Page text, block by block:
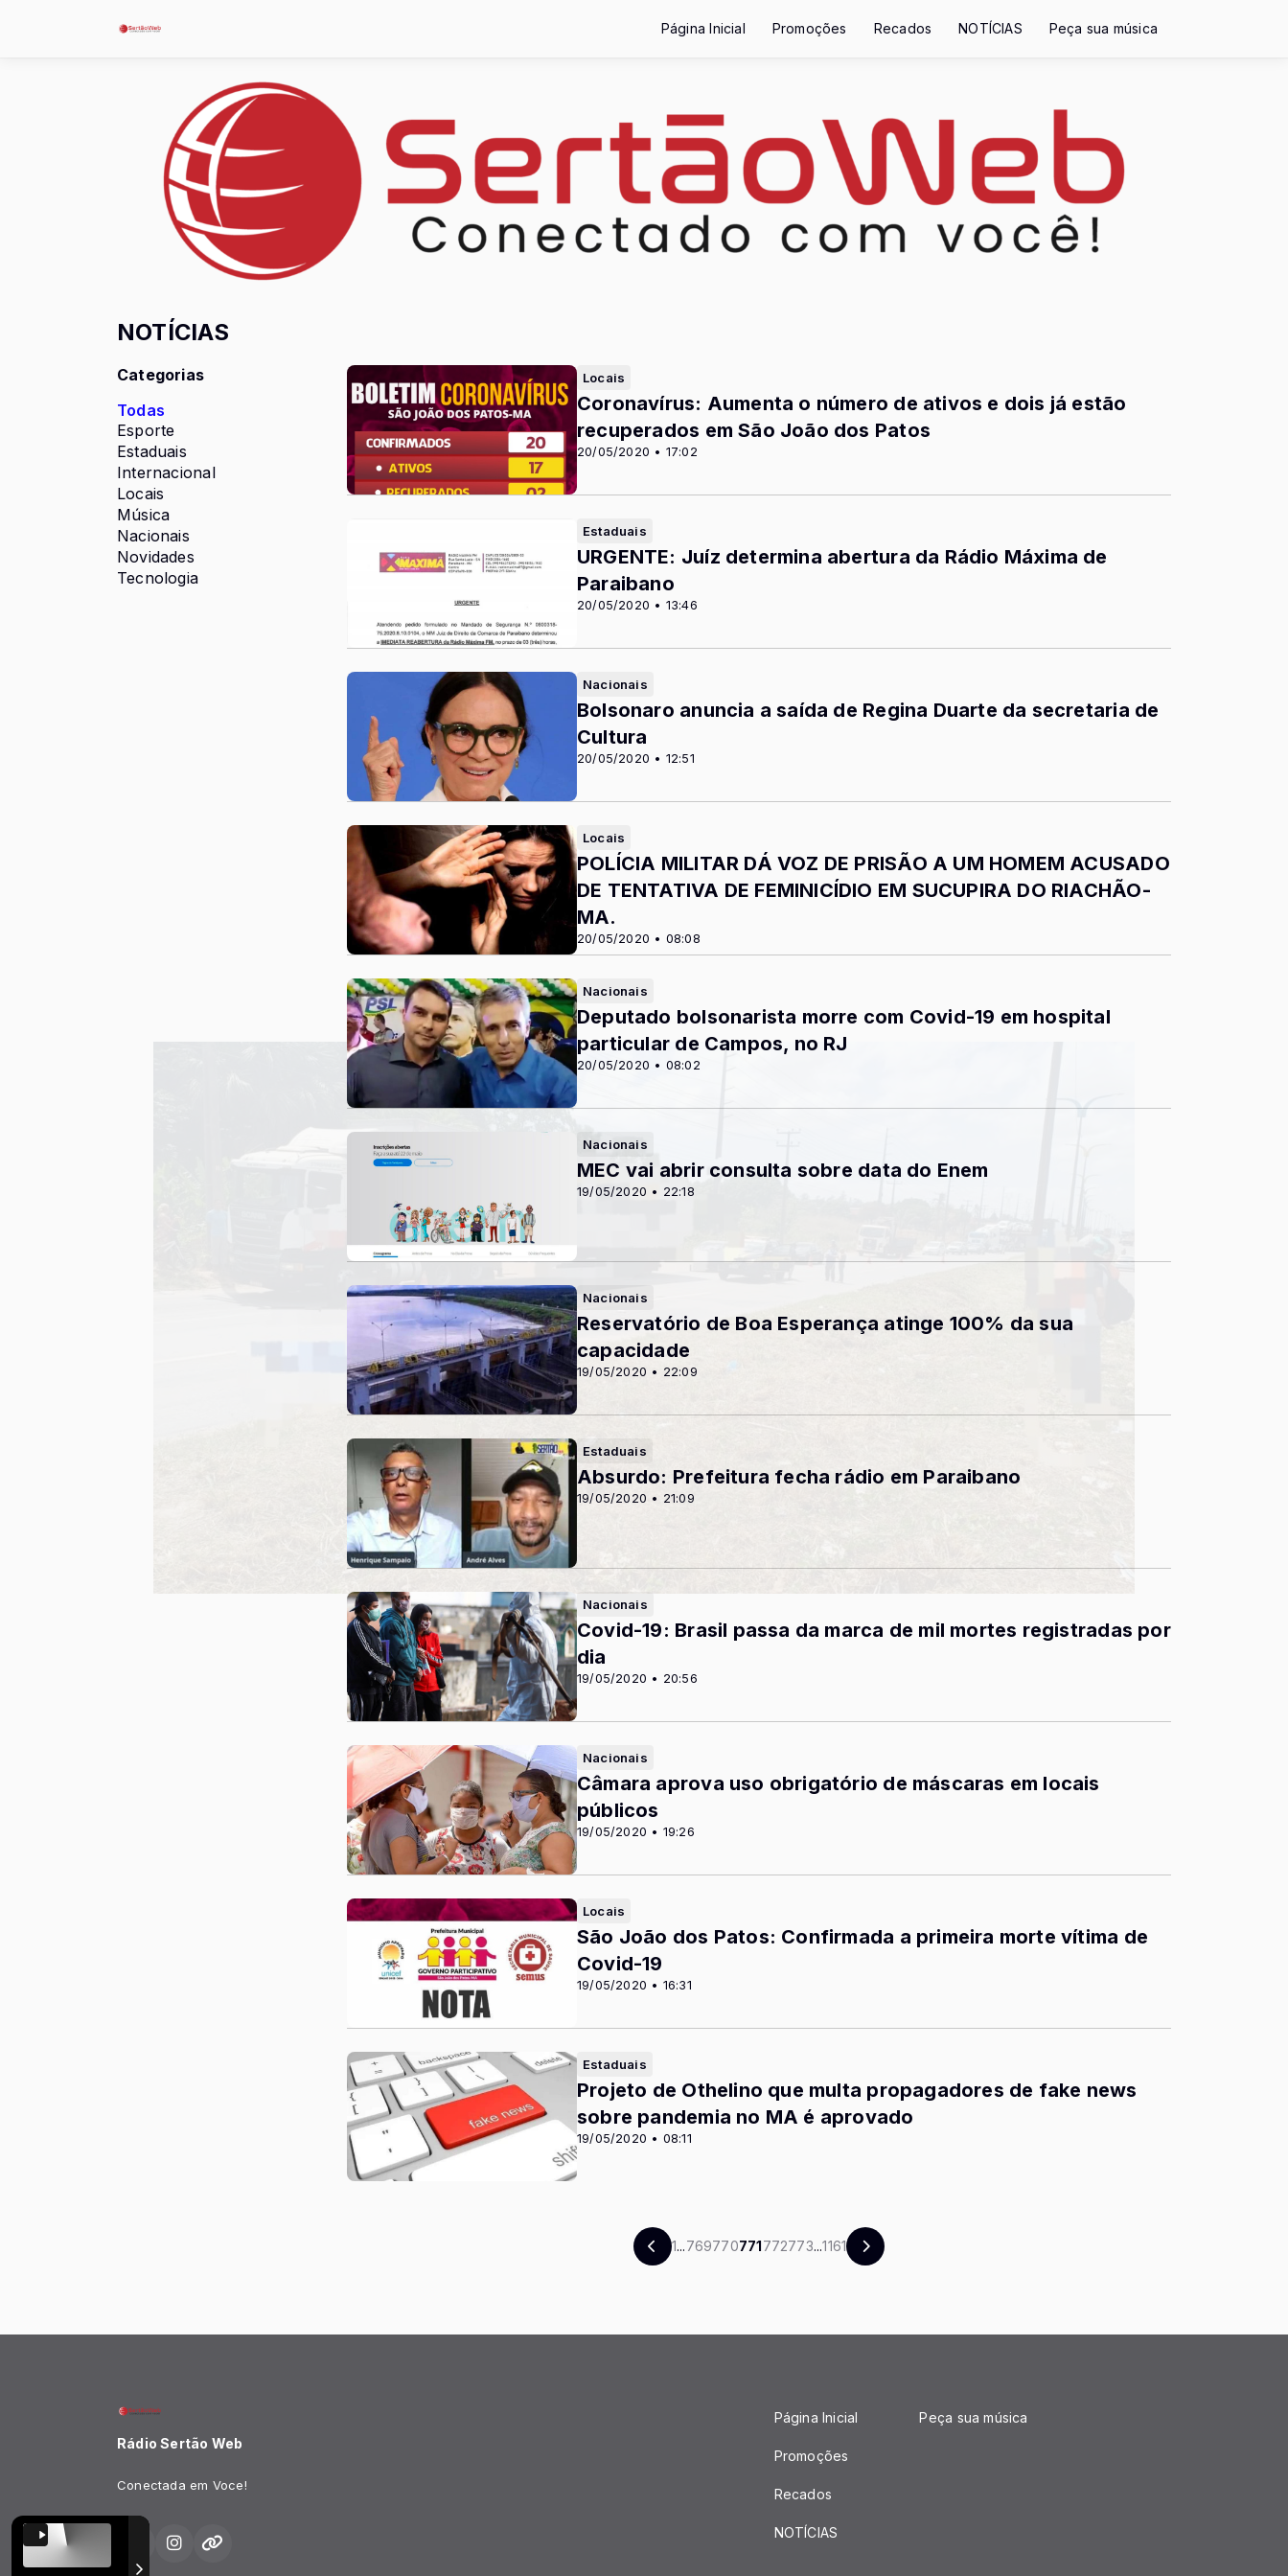
Página Inicial Promoções Recados NOTÍCIAS Peça sua música
NOTÍCIAS
Categorias
Todas
Esporte
Estaduais
Internacional
Locais
Música
Nacionais
Novidades
Tecnologia
Locais
20/05/2020 • 17:02
Coronavírus: Aumenta o número de ativos e dois já estão
recuperados em São João dos Patos
Estaduais
20/05/2020 • 13:46
URGENTE: Juíz determina abertura da Rádio Máxima de
Paraibano
Nacionais
20/05/2020 • 12:51
Bolsonaro anuncia a saída de Regina Duarte da secretaria de
Cultura
Locais
20/05/2020 • 08:08
POLÍCIA MILITAR DÁ VOZ DE PRISÃO A UM HOMEM ACUSADO
DE TENTATIVA DE FEMINICÍDIO EM SUCUPIRA DO RIACHÃO-
MA.
Nacionais
20/05/2020 • 08:02
Deputado bolsonarista morre com Covid-19 em hospital
particular de Campos, no RJ
Nacionais
19/05/2020 • 22:18
MEC vai abrir consulta sobre data do Enem
Nacionais
19/05/2020 • 22:09
Reservatório de Boa Esperança atinge 100% da sua
capacidade
Estaduais
19/05/2020 • 21:09
Absurdo: Prefeitura fecha rádio em Paraibano
Nacionais
19/05/2020 • 20:56
Covid-19: Brasil passa da marca de mil mortes registradas por
dia
Nacionais
19/05/2020 • 19:26
Câmara aprova uso obrigatório de máscaras em locais
públicos
Locais
19/05/2020 • 16:31
São João dos Patos: Confirmada a primeira morte vítima de
Covid-19
Estaduais
19/05/2020 • 08:11
Projeto de Othelino que multa propagadores de fake news
sobre pandemia no MA é aprovado
1...769770771772773...1161
Rádio Sertão Web
Conectada em Voce!
Página Inicial
Promoções
Recados
NOTÍCIAS
Peça sua música